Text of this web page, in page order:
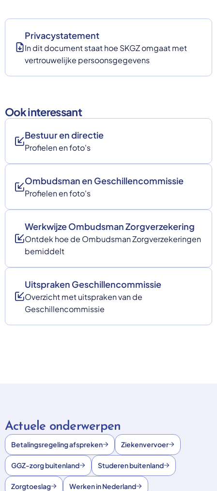
Privacystatement
In dit document staat hoe SKGZ omgaat met
vertrouwelijke persoonsgegevens
Ook interessant
Bestuur en directie
Profielen en foto's
Ombudsman en Geschillencommissie
Profielen en foto's
Werkwijze Ombudsman Zorgverzekering
Ontdek hoe de Ombudsman Zorgverzekeringen
bemiddelt
Uitspraken Geschillencommissie
Overzicht met uitspraken van de
Geschillencommissie
Actuele onderwerpen
Betalingsregeling afspreken Ziekenvervoer
GGZ-zorg buitenland Studeren buitenland
Zorgtoeslag Werken in Nederland